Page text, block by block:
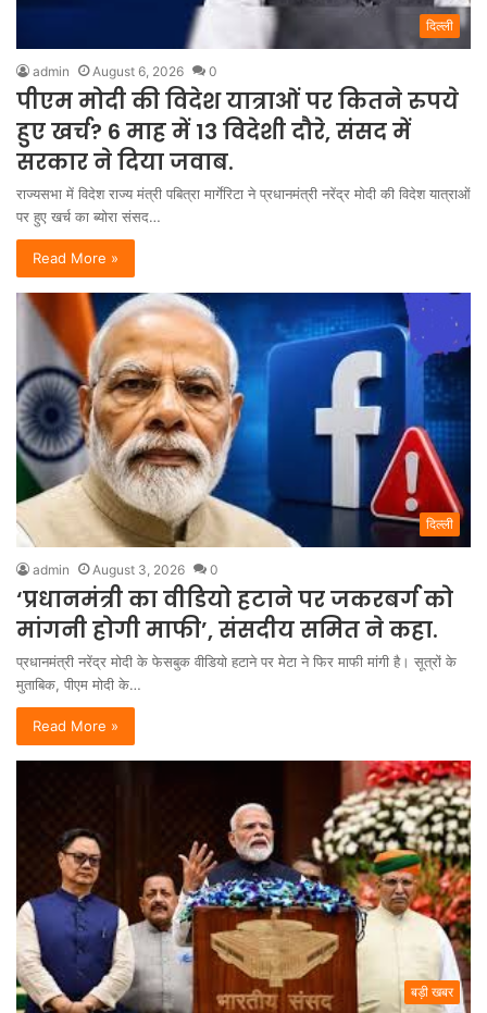
दिल्ली
admin August 6, 2026 0
पीएम मोदी की विदेश यात्राओं पर कितने रुपये
हुए खर्च? 6 माह में 13 विदेशी दौरे, संसद में
सरकार ने दिया जवाब.
राज्यसभा में विदेश राज्य मंत्री पबित्रा मार्गेरिटा ने प्रधानमंत्री नरेंद्र मोदी की विदेश यात्राओं
पर हुए खर्च का ब्योरा संसद…
Read More »
दिल्ली
admin August 3, 2026 0
‘प्रधानमंत्री का वीडियो हटाने पर जकरबर्ग को
मांगनी होगी माफी’, संसदीय समित ने कहा.
प्रधानमंत्री नरेंद्र मोदी के फेसबुक वीडियो हटाने पर मेटा ने फिर माफी मांगी है। सूत्रों के
मुताबिक, पीएम मोदी के…
Read More »
बड़ी खबर